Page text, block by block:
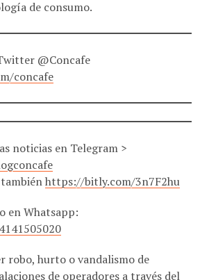
concafe
https://bitly.com/3n7F2hu
de operadores a través del
(0800-2683627)